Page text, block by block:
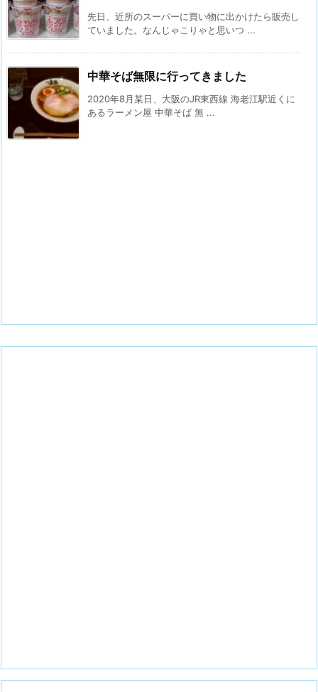
先日、近所のスーパーに買い物に出かけたら販売し
ていました。なんじゃこりゃと思いつ ...
中華そば無限に行ってきました
2020年8月某日、大阪のJR東西線 海老江駅近くに
あるラーメン屋 中華そば 無 ...